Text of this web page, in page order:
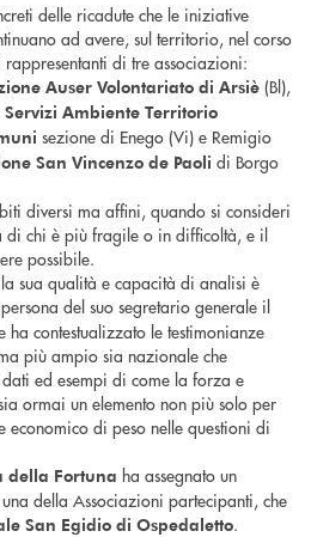
delle ricadute che le iniziative
ad avere, sul territorio, nel corso
di tre associazioni:
Auser Volontariato di Arsiè (Bl),
Servizi Ambiente Territorio
sezione di Enego (Vi) e Remigio
San Vincenzo de Paoli di Borgo
diversi ma affini, quando si consideri
di chi è più fragile o in difficoltà, e il
possibile.
sua qualità e capacità di analisi è
del suo segretario generale il
contestualizzato le testimonianze
più ampio sia nazionale che
ed esempi di come la forza e
ormai un elemento non più solo per
di peso nelle questioni di
della Fortuna ha assegnato un
della Associazioni partecipanti, che
San Egidio di Ospedaletto.